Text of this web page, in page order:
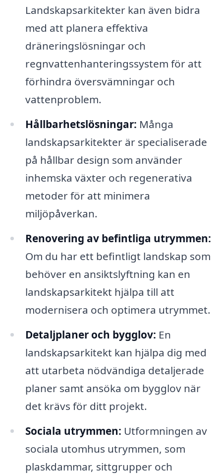
Landskapsarkitekter kan även bidra
med att planera effektiva
dräneringslösningar och
regnvattenhanteringssystem för att
förhindra översvämningar och
vattenproblem.
Hållbarhetslösningar: Många
landskapsarkitekter är specialiserade
på hållbar design som använder
inhemska växter och regenerativa
metoder för att minimera
miljöpåverkan.
Renovering av befintliga utrymmen:
Om du har ett befintligt landskap som
behöver en ansiktslyftning kan en
landskapsarkitekt hjälpa till att
modernisera och optimera utrymmet.
Detaljplaner och bygglov: En
landskapsarkitekt kan hjälpa dig med
att utarbeta nödvändiga detaljerade
planer samt ansöka om bygglov när
det krävs för ditt projekt.
Sociala utrymmen: Utformningen av
sociala utomhus utrymmen, som
plaskdammar, sittgrupper och